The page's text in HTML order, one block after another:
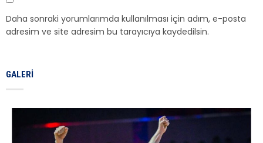
Daha sonraki yorumlarımda kullanılması için adım, e-posta
adresim ve site adresim bu tarayıcıya kaydedilsin.
GALERI